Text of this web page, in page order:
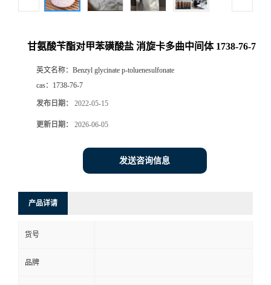
甘氨酸苄酯对甲苯磺酸盐 消旋卡多曲中间体 1738-76-7
英文名称： Benzyl glycinate p-toluenesulfonate
cas： 1738-76-7
发布日期： 2022-05-15
更新日期： 2026-06-05
发送咨询信息
产品详请
货号
品牌